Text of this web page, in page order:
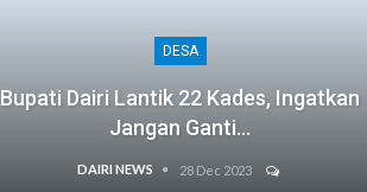
DESA
Bupati Dairi Lantik 22 Kades, Ingatkan
Jangan Ganti…
DAIRI NEWS 28 Dec 2023